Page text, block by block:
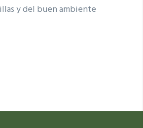
y del buen ambiente